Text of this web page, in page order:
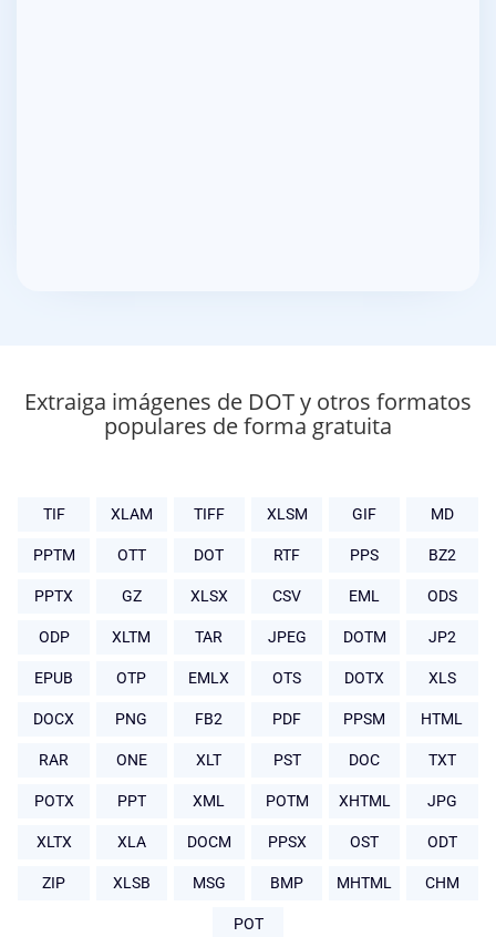
Extraiga imágenes de DOT y otros formatos
populares de forma gratuita
TIF XLAM TIFF XLSM GIF MD
PPTM OTT DOT RTF PPS BZ2
PPTX GZ XLSX CSV EML ODS
ODP XLTM TAR JPEG DOTM JP2
EPUB OTP EMLX OTS DOTX XLS
DOCX PNG FB2 PDF PPSM HTML
RAR ONE XLT PST DOC TXT
POTX PPT XML POTM XHTML JPG
XLTX XLA DOCM PPSX OST ODT
ZIP XLSB MSG BMP MHTML CHM
POT